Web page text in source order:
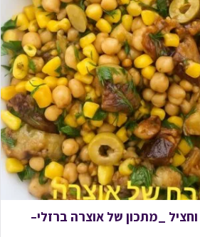
_מתכון של אוצרה ברזלי–